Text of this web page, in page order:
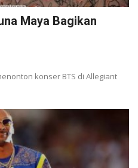
Maya Bagikan
konser BTS di Allegiant